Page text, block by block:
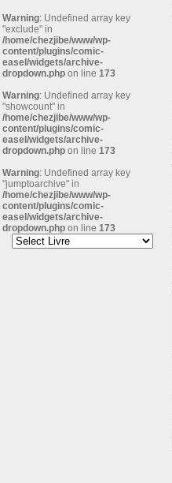
Warning: Undefined array key
"exclude" in
/home/chezjibe/www/wp-
content/plugins/comic-
easel/widgets/archive-
dropdown.php on line 173
Warning: Undefined array key
"showcount" in
/home/chezjibe/www/wp-
content/plugins/comic-
easel/widgets/archive-
dropdown.php on line 173
Warning: Undefined array key
"jumptoarchive" in
/home/chezjibe/www/wp-
content/plugins/comic-
easel/widgets/archive-
dropdown.php on line 173